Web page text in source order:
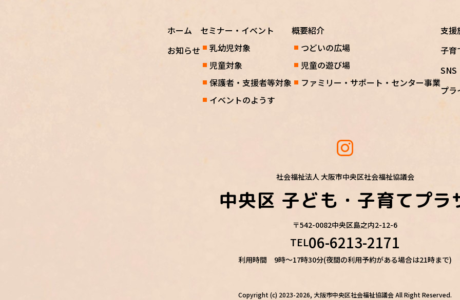
ホーム
お知らせ
セミナー・イベント
乳幼児対象
児童対象
保護者・支援者等対象
イベントのようす
概要紹介
つどいの広場
児童の遊び場
ファミリー・サポート・センター事業
支援
子育
SNS
プラ
社会福祉法人 大阪市中央区社会福祉協議会
中央区 子ども・子育てプラ
〒542-0082中央区島之内2-12-6
TEL06-6213-2171
利用時間 9時～17時30分(夜間の利用予約がある場合は21時まで)
Copyright (c) 2023-2026, 大阪市中央区社会福祉協議会All Right Reserved.